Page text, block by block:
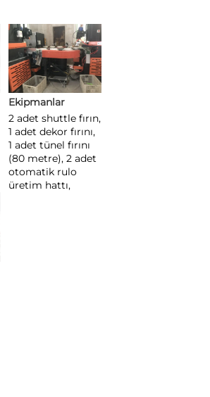
Ekipmanlar
2 adet shuttle fırın,
1 adet dekor fırını,
1 adet tünel fırını
(80 metre), 2 adet
otomatik rulo
üretim hattı,